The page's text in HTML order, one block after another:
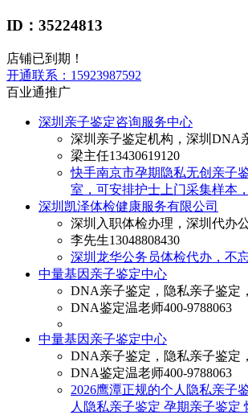
ID：35224813
店铺已到期！
开通联系： 15923987592
百业通推广
深圳亲子鉴定咨询服务中心
深圳亲子鉴定机构，深圳DNA
梁主任13430619120
快手南京市孕期隐私无创亲子
室，可安排护士上门采集样本
深圳凯泽体检健康服务有限公司
深圳入职体检办理，深圳代办
李先生13048808430
深圳龙华公务员体检代办，不
中量基因亲子鉴定中心
DNA亲子鉴定，隐私亲子鉴定
DNA鉴定温老师400-9788063
中量基因亲子鉴定中心
DNA亲子鉴定，隐私亲子鉴定
DNA鉴定温老师400-9788063
2026鹰潭正规的个人隐私亲子
人隐私亲子鉴定 孕期亲子鉴定